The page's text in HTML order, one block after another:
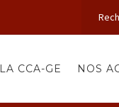
LA CCA-GE NOS